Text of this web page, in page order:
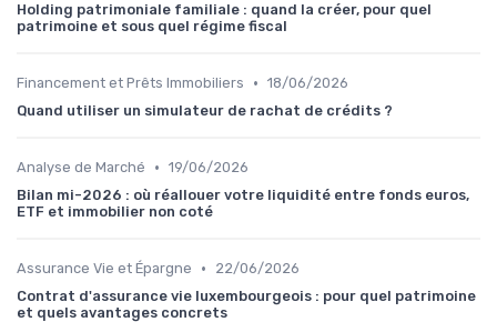
Holding patrimoniale familiale : quand la créer, pour quel
patrimoine et sous quel régime fiscal
Financement et Prêts Immobiliers • 18/06/2026
Quand utiliser un simulateur de rachat de crédits ?
Analyse de Marché • 19/06/2026
Bilan mi-2026 : où réallouer votre liquidité entre fonds euros,
ETF et immobilier non coté
Assurance Vie et Épargne •
22/06/2026
Contrat d'assurance vie luxembourgeois : pour quel patrimoine
et quels avantages concrets